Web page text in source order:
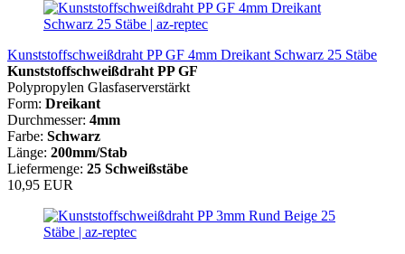
Kunststoffschweißdraht PP GF 4mm Dreikant Schwarz 25 Stäbe
Kunststoffschweißdraht PP GF
Polypropylen Glasfaserverstärkt
Form: Dreikant
Durchmesser: 4mm
Farbe: Schwarz
Länge: 200mm/Stab
Liefermenge: 25 Schweißstäbe
10,95 EUR